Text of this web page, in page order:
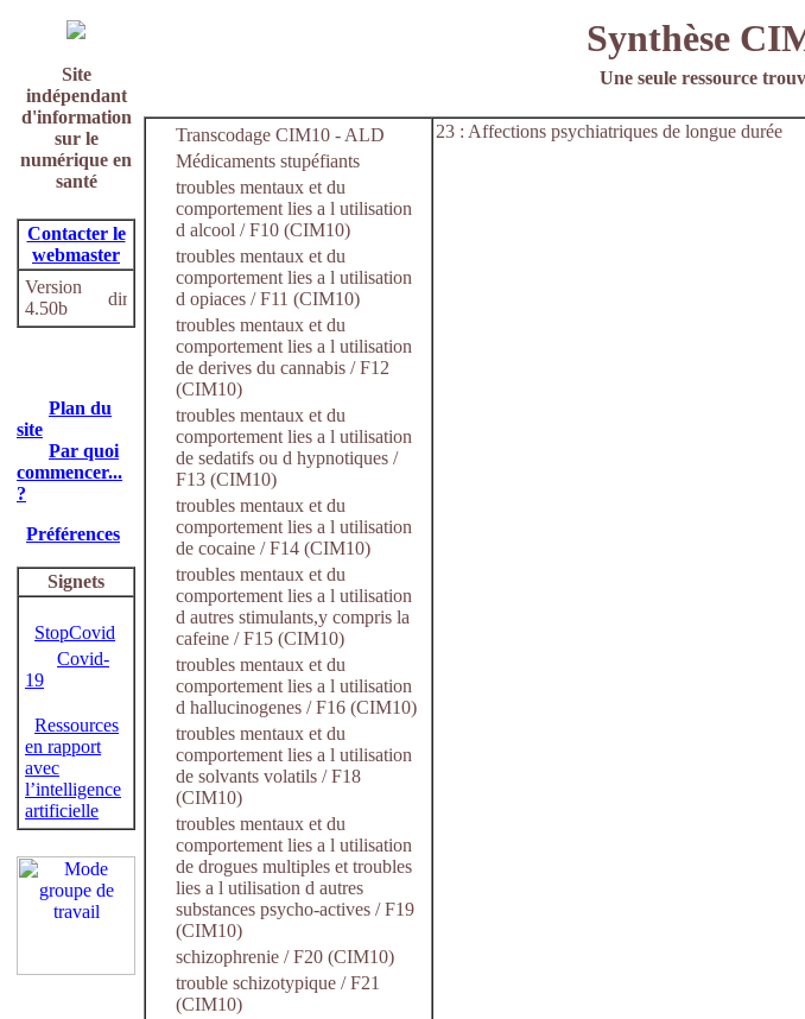
Site
indépendant
d'information
sur le
numérique en
santé
Contacter le
webmaster
Version
4.50b
Plan du
site
Par quoi
commencer...
?
Préférences
Signets
StopCovid
Covid-
19
Ressources
en rapport
avec
l’intelligence
artificielle
Synthèse
Une seule ressource
Transcodage CIM10 - ALD
Médicaments stupéfiants
troubles mentaux et du
comportement lies a l utilisation
d alcool / F10 (CIM10)
troubles mentaux et du
comportement lies a l utilisation
d opiaces / F11 (CIM10)
troubles mentaux et du
comportement lies a l utilisation
de derives du cannabis / F12
(CIM10)
troubles mentaux et du
comportement lies a l utilisation
de sedatifs ou d hypnotiques /
F13 (CIM10)
troubles mentaux et du
comportement lies a l utilisation
de cocaine / F14 (CIM10)
troubles mentaux et du
comportement lies a l utilisation
d autres stimulants,y compris la
cafeine / F15 (CIM10)
troubles mentaux et du
comportement lies a l utilisation
d hallucinogenes / F16 (CIM10)
troubles mentaux et du
comportement lies a l utilisation
de solvants volatils / F18
(CIM10)
troubles mentaux et du
comportement lies a l utilisation
de drogues multiples et troubles
lies a l utilisation d autres
substances psycho-actives / F19
(CIM10)
schizophrenie / F20 (CIM10)
trouble schizotypique / F21
(CIM10)
23 : Affections psychiatriques de longue durée